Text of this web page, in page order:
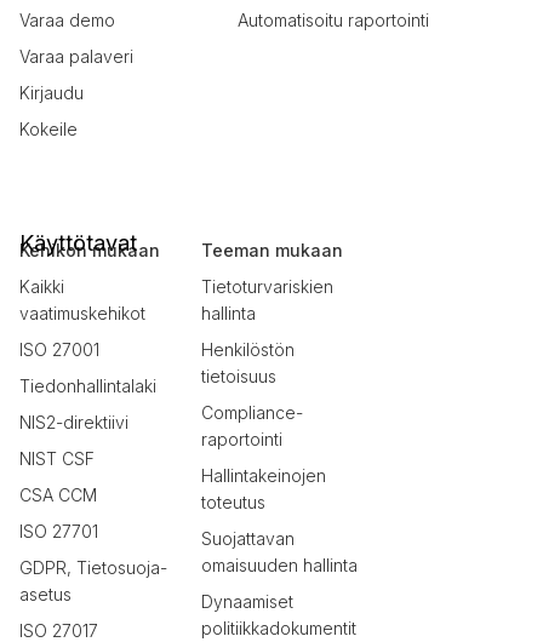
Varaa demo
Varaa palaveri
Kirjaudu
Kokeile
Automatisoitu raportointi
Käyttötavat
Kehikon mukaan
Kaikki
vaatimuskehikot
ISO 27001
Tiedonhallintalaki
NIS2-direktiivi
NIST CSF
CSA CCM
ISO 27701
GDPR, Tietosuoja-
asetus
ISO 27017
Teeman mukaan
Tietoturvariskien
hallinta
Henkilöstön
tietoisuus
Compliance-
raportointi
Hallintakeinojen
toteutus
Suojattavan
omaisuuden hallinta
Dynaamiset
politiikkadokumentit